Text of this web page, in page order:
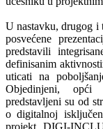
U nastavku, drugog i
posvećene
predstavili
definisanim
uticati na
Objedinjeni, opći
predstavljeni su od
o digitalnoj